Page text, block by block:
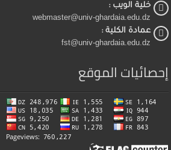
خلية الويب :
webmaster@univ-ghardaia.edu.dz
عمادة الكلية :
fst@univ-ghardaia.edu.dz
إحصائيات الموقع